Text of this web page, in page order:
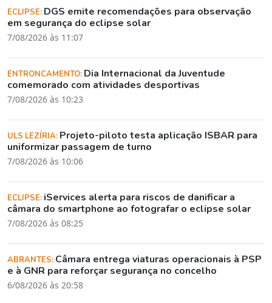
ECLIPSE: DGS emite recomendações para observação
em segurança do eclipse solar
7/08/2026 às 11:07
ENTRONCAMENTO: Dia Internacional da Juventude
comemorado com atividades desportivas
7/08/2026 às 10:23
ULS LEZÍRIA: Projeto-piloto testa aplicação ISBAR para
uniformizar passagem de turno
7/08/2026 às 10:06
ECLIPSE: iServices alerta para riscos de danificar a
câmara do smartphone ao fotografar o eclipse solar
7/08/2026 às 08:25
ABRANTES: Câmara entrega viaturas operacionais à PSP
e à GNR para reforçar segurança no concelho
6/08/2026 às 20:58